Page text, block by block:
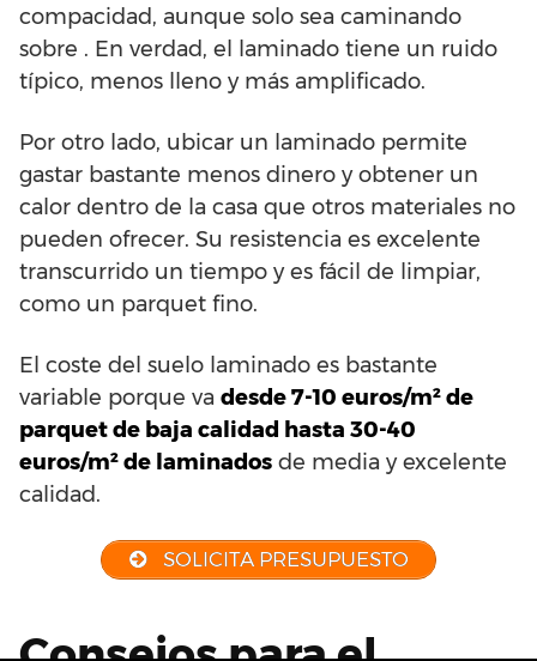
compacidad, aunque solo sea caminando
sobre . En verdad, el laminado tiene un ruido
típico, menos lleno y más amplificado.
Por otro lado, ubicar un laminado permite
gastar bastante menos dinero y obtener un
calor dentro de la casa que otros materiales no
pueden ofrecer. Su resistencia es excelente
transcurrido un tiempo y es fácil de limpiar,
como un parquet fino.
El coste del suelo laminado es bastante
variable porque va desde 7-10 euros/m² de
parquet de baja calidad hasta 30-40
euros/m² de laminados de media y excelente
calidad.
SOLICITA PRESUPUESTO